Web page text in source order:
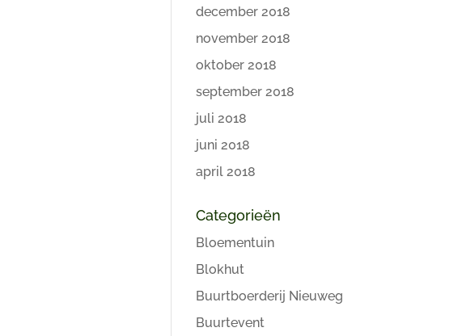
december 2018
november 2018
oktober 2018
september 2018
juli 2018
juni 2018
april 2018
Categorieën
Bloementuin
Blokhut
Buurtboerderij Nieuweg
Buurtevent